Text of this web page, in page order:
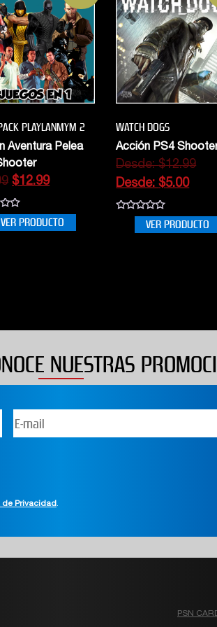
PLAYLANMYM 2
Aventura Pelea
$12.99
VER PRODUCTO
WATCH DOGS
Acción PS4
Desde:$12.99
Desde:$5.00
VER PRODUCTO
NUESTRAS
de Privacidad.
PSN